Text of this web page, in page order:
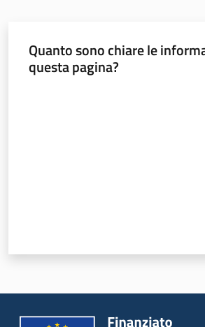
Quanto sono chiare le
questa pagina?